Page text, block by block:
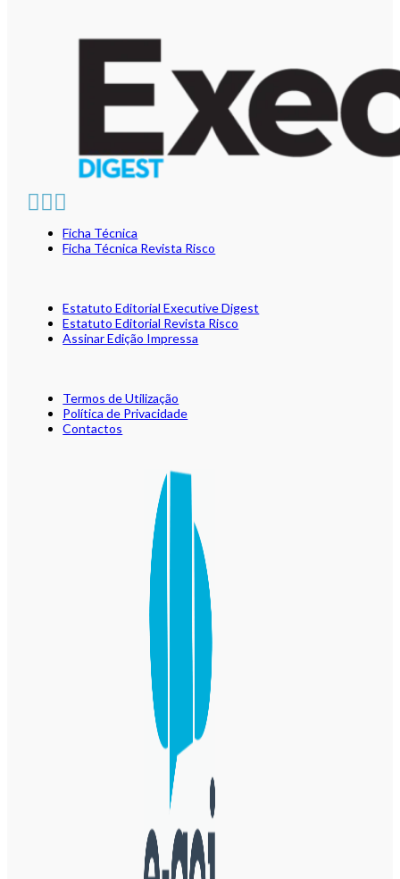
Ficha Técnica
Ficha Técnica Revista Risco
Estatuto Editorial Executive Digest
Estatuto Editorial Revista Risco
Assinar Edição Impressa
Termos de Utilização
Política de Privacidade
Contactos